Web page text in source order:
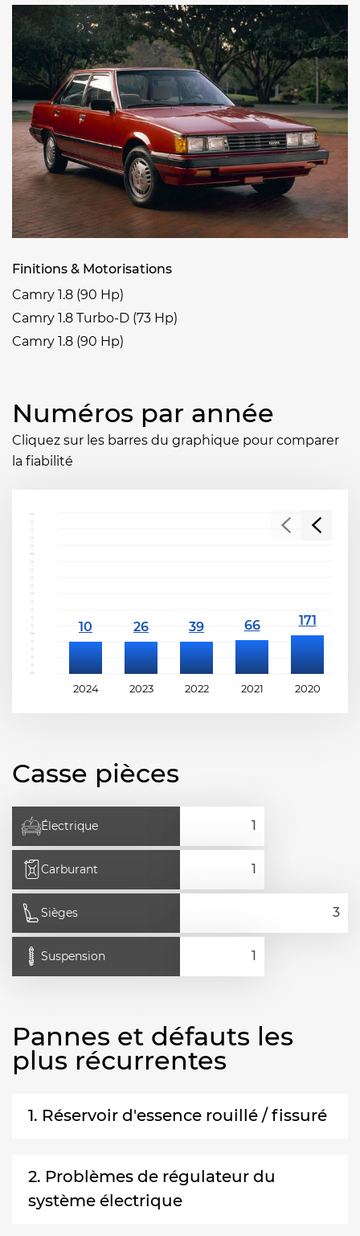
Finitions & Motorisations
Camry 1.8 (90 Hp)
Camry 1.8 Turbo-D (73 Hp)
Camry 1.8 (90 Hp)
Numéros par année
Cliquez sur les barres du graphique pour comparer
la fiabilité
2024 2023 2022 2021 2020
Casse pièces
Électrique
Carburant
Sièges
Suspension
Pannes et défauts les
plus récurrentes
1. Réservoir d'essence rouillé / fissuré
2. Problèmes de régulateur du
système électrique